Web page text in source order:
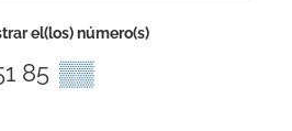
el(los) número(s)
85 ▒▒